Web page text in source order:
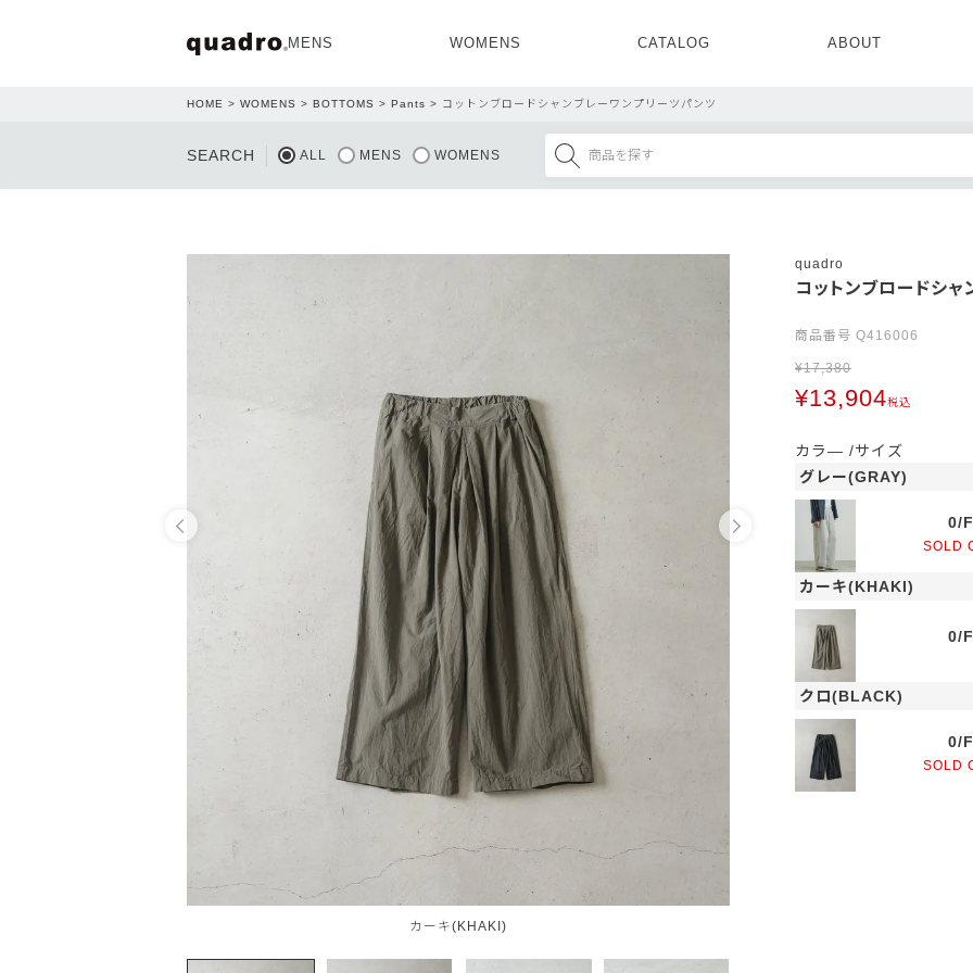
MENS
MENS ALL
TOPS OUTER
WOMENS
WOMENS ALL
TOPS OUTER
CATALOG ABOUT
CONCEPT NEWS
HOME WOMENS BOTTOMS Pants コットンブロードシャンブレーワンプリーツパンツ
SEARCH ALL MENS WOMENS
カーキ(KHAKI)
quadro
コットンブロードシ
商品番号 Q416006
¥17,380
¥13,904税込
カラ―
サイズ
グレー(GRAY)
0/F
SOLD
カーキ(KHAKI)
0/F
クロ(BLACK)
0/F
SOLD